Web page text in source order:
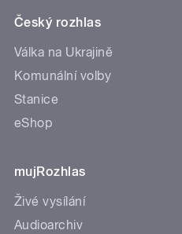
Český rozhlas
Válka na Ukrajině
Komunální volby
Stanice
eShop
mujRozhlas
Živé vysílání
Audioarchiv